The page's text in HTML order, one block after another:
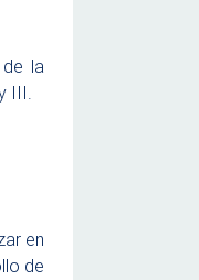
de la
III.
en
de